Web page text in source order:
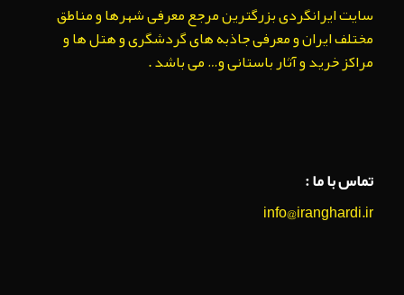
سایت ایرانگردی بزرگترین مرجع معرفی شهرها و مناطق
مختلف ایران و معرفی جاذبه های گردشگری و هتل ها و
مراکز خرید و آثار باستانی و… می باشد .
تماس با ما :
info@iranghardi.ir